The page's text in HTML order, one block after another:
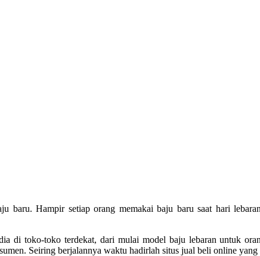
baru. Hampir setiap orang memakai baju baru saat hari
di toko-toko terdekat, dari mulai model baju lebaran untuk
Seiring berjalannya waktu hadirlah situs jual beli online